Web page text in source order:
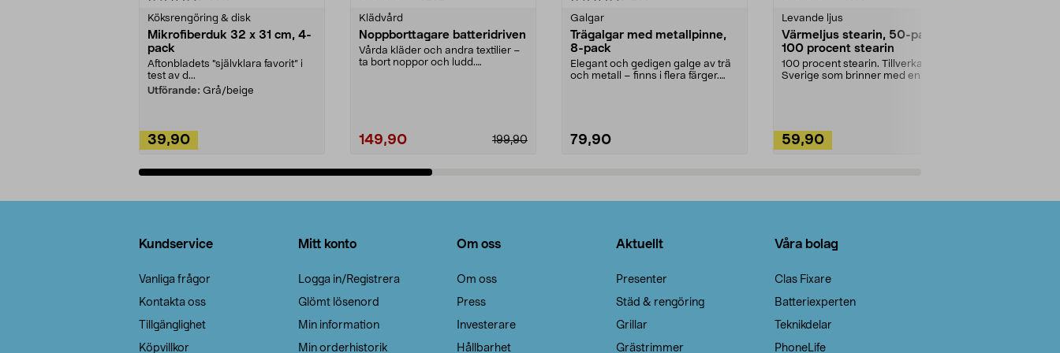
Köksrengöring & disk
Mikrofiberduk 32 x 31 cm, 4-
pack
Aftonbladets "självklara favorit” i
test av d...
Utförande: Grå/beige
39,90
Klädvård
Noppborttagare batteridriven
Vårda kläder och andra textilier –
ta bort noppor och ludd.
199,90
149,90
Galgar
Trägalgar med metallpinne,
8-pack
Elegant och gedigen galge av trä
och metall – finns i flera färger.
79,90
Levande ljus
Värmeljus stearin, 50-pack,
100 procent stearin
100 procent stearin. Tillverkade i
Sverige som brinner med en
59,90
Kundservice
Vanliga frågor
Kontakta oss
Tillgänglighet
Köpvillkor
Mitt konto
Logga in/Registrera
Glömt lösenord
Min information
Min orderhistorik
Om oss
Om oss
Press
Investerare
Hållbarhet
Aktuellt
Presenter
Städ & rengöring
Grillar
Grästrimmer
Våra bolag
Clas Fixare
Batteriexperten
Teknikdelar
PhoneLife